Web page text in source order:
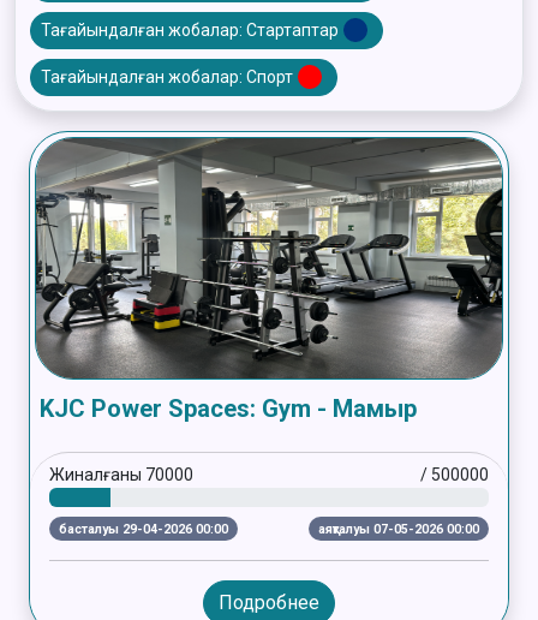
Тағайындалған жобалар: Стартаптар
Тағайындалған жобалар: Спорт
KJC Power Spaces: Gym - Мамыр
Жиналғаны 70000 / 500000
басталуы 29-04-2026 00:00 аяқталуы 07-05-2026 00:00
Подробнее